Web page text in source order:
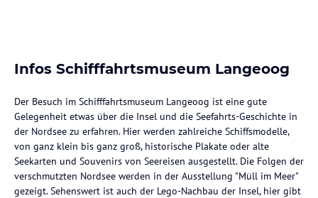
Infos Schifffahrtsmuseum Langeoog
Der Besuch im Schifffahrtsmuseum Langeoog ist eine gute
Gelegenheit etwas über die Insel und die Seefahrts-Geschichte in
der Nordsee zu erfahren. Hier werden zahlreiche Schiffsmodelle,
von ganz klein bis ganz groß, historische Plakate oder alte
Seekarten und Souvenirs von Seereisen ausgestellt. Die Folgen der
verschmutzten Nordsee werden in der Ausstellung "Müll im Meer"
gezeigt. Sehenswert ist auch der Lego-Nachbau der Insel, hier gibt